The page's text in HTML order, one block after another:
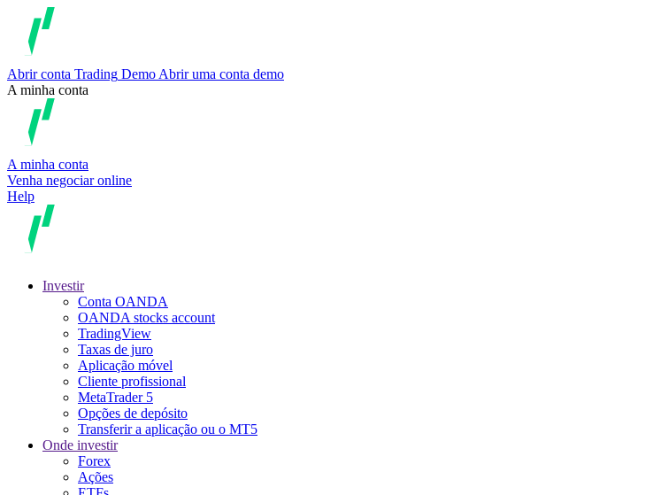
Abrir conta Trading Demo Abrir uma conta demo
A minha conta
A minha conta
Venha negociar online
Help
Investir
Conta OANDA
OANDA stocks account
TradingView
Taxas de juro
Aplicação móvel
Cliente profissional
MetaTrader 5
Opções de depósito
Transferir a aplicação ou o MT5
Onde investir
Forex
Ações